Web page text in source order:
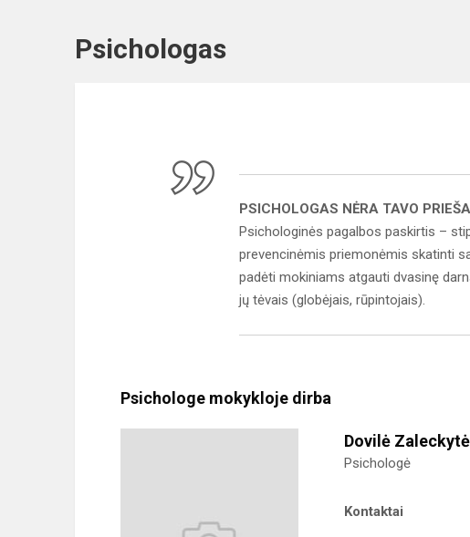
Psichologas
PSICHOLOGAS NĖRA TAVO
Psichologinės pagalbos paskirtis –
prevencinėmis priemonėmis skatinti
padėti mokiniams atgauti dvasinę
jų tėvais (globėjais, rūpintojais).
Psichologe mokykloje dirba
Dovilė Zaleckytė
Psichologė
Kontaktai